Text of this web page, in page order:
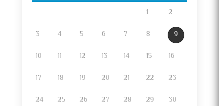
1 2
3 4 5 6 7 8 9
10 11 12 13 14 15 16
17 18 19 20 21 22 23
24 25 26 27 28 29 30